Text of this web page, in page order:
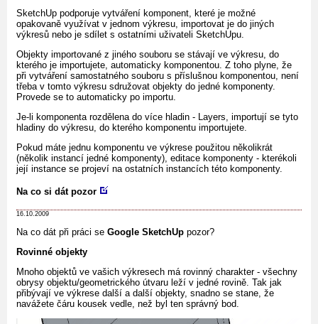
SketchUp podporuje vytváření komponent, které je možné
opakovaně využívat v jednom výkresu, importovat je do jiných
výkresů nebo je sdílet s ostatními uživateli SketchUpu.
Objekty importované z jiného souboru se stávají ve výkresu, do
kterého je importujete, automaticky komponentou. Z toho plyne, že
při vytváření samostatného souboru s příslušnou komponentou, není
třeba v tomto výkresu sdružovat objekty do jedné komponenty.
Provede se to automaticky po importu.
Je-li komponenta rozdělena do více hladin - Layers, importují se tyto
hladiny do výkresu, do kterého komponentu importujete.
Pokud máte jednu komponentu ve výkrese použitou několikrát
(několik instancí jedné komponenty), editace komponenty - kterékoli
její instance se projeví na ostatních instancích této komponenty.
Na co si dát pozor
16.10.2009
Na co dát při práci se Google SketchUp pozor?
Rovinné objekty
Mnoho objektů ve vašich výkresech má rovinný charakter - všechny
obrysy objektu/geometrického útvaru leží v jedné rovině. Tak jak
přibývají ve výkrese další a další objekty, snadno se stane, že
navážete čáru kousek vedle, než byl ten správný bod.